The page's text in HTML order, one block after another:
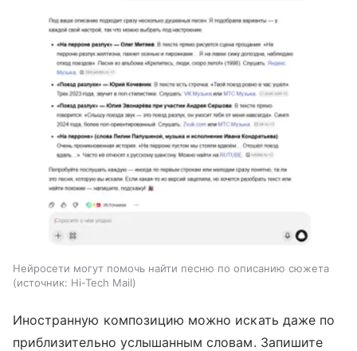
Нейросети могут помочь найти песню по описанию сюжета
источник: Hi-Tech Mail
Иностранную композицию можно искать даже по
приблизительно услышанным словам. Запишите